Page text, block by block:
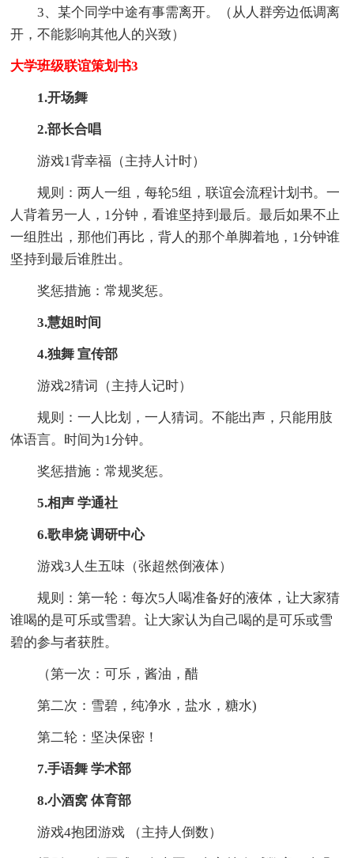
3、某个同学中途有事需离开。（从人群旁边低调离
开，不能影响其他人的兴致）
大学班级联谊策划书3
1.开场舞
2.部长合唱
游戏1背幸福（主持人计时）
规则：两人一组，每轮5组，联谊会流程计划书。一
人背着另一人，1分钟，看谁坚持到最后。最后如果不止
一组胜出，那他们再比，背人的那个单脚着地，1分钟谁
坚持到最后谁胜出。
奖惩措施：常规奖惩。
3.慧姐时间
4.独舞 宣传部
游戏2猜词（主持人记时）
规则：一人比划，一人猜词。不能出声，只能用肢
体语言。时间为1分钟。
奖惩措施：常规奖惩。
5.相声 学通社
6.歌串烧 调研中心
游戏3人生五味（张超然倒液体）
规则：第一轮：每次5人喝准备好的液体，让大家猜
谁喝的是可乐或雪碧。让大家认为自己喝的是可乐或雪
碧的参与者获胜。
（第一次：可乐，酱油，醋
第二次：雪碧，纯净水，盐水，糖水)
第二轮：坚决保密！
7.手语舞 学术部
8.小酒窝 体育部
游戏4抱团游戏 （主持人倒数）